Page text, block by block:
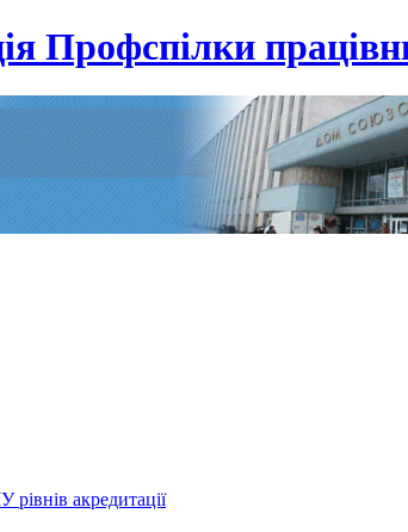
Профспілки
рівнів акредитації